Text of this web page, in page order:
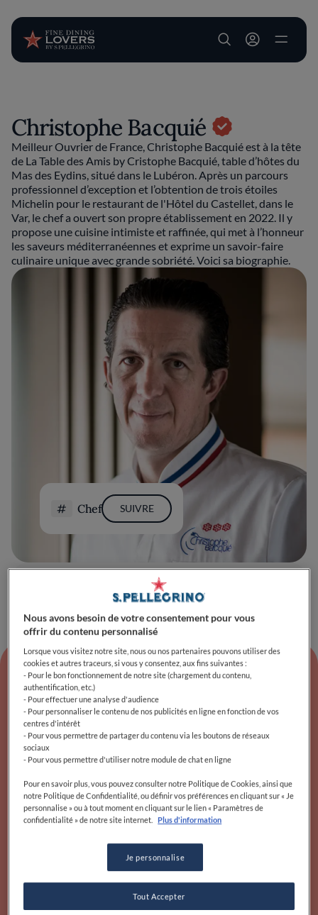
User account
Christophe Bacquié
Meilleur Ouvrier de France, Christophe Bacquié est à la tête
de La Table des Amis by Cristophe Bacquié, table d’hôtes du
Mas des Eydins, situé dans le Lubéron. Après un parcours
professionnel d’exception et l’obtention de trois étoiles
Michelin pour le restaurant de l'Hôtel du Castellet, dans le
Var, le chef a ouvert son propre établissement en 2022. Il y
propose une cuisine intimiste et raffinée, qui met à l’honneur
les saveurs méditerranéennes et exprime un savoir-faire
culinaire unique avec grande sobriété. Voici sa biographie.
Chef SUIVRE
Nous parlons de Christophe
Bacquié
Nous avons besoin de votre consentement pour vous
offrir du contenu personnalisé
Lorsque vous visitez notre site, nous ou nos partenaires pouvons utiliser des
cookies et autres traceurs, si vous y consentez, aux fins suivantes :
- Pour le bon fonctionnement de notre site (chargement du contenu,
authentification, etc.)
- Pour effectuer une analyse d'audience
- Pour personnaliser le contenu de nos publicités en ligne en fonction de vos
centres d'intérêt
- Pour vous permettre de partager du contenu via les boutons de réseaux
sociaux
- Pour vous permettre d'utiliser notre module de chat en ligne
Pour en savoir plus, vous pouvez consulter notre Politique de Cookies, ainsi que
notre Politique de Confidentialité, ou définir vos préférences en cliquant sur « Je
personnalise » ou à tout moment en cliquant sur le lien « Paramètres de
confidentialité » de notre site internet.
Plus d'information
Je personnalise
Tout Accepter